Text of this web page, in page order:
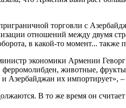
торговли с
отношений между двумя
в какой-то момент...
экономики Армении
животные,
Азербайджан их импортирует»,
В то же время он